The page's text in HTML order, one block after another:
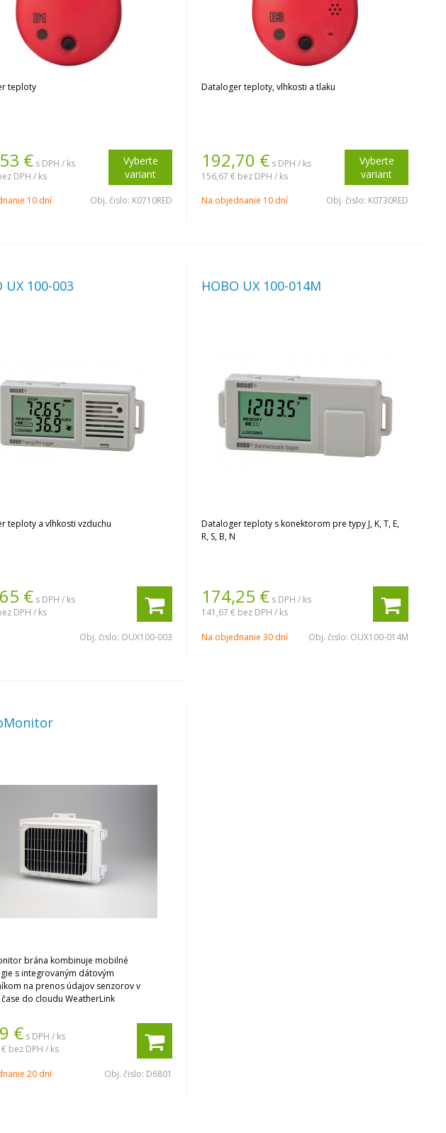
teploty
€ s DPH / ks
DPH / ks
Vyberte
variant
10 dní Obj. čislo: K0710RED
Dataloger teploty, vlhkosti a tlaku
192,70 € s DPH / ks
156,67 € bez DPH / ks
Vyberte
variant
Na objednanie 10 dní Obj. čislo: K0730RED
UX 100-003
teploty a vlhkosti vzduchu
€ s DPH / ks
DPH / ks
Obj. čislo: OUX100-003
HOBO UX 100-014M
Dataloger teploty s konektorom pre typy J, K, T, E,
R, S, B, N
174,25 € s DPH / ks
141,67 € bez DPH / ks
Na objednanie 30 dní Obj. čislo: OUX100-014M
brána kombinuje mobilné
s integrovaným dátovým
na prenos údajov senzorov v
do cloudu WeatherLink
€ s DPH / ks
bez DPH / ks
20 dní Obj. čislo: D6801